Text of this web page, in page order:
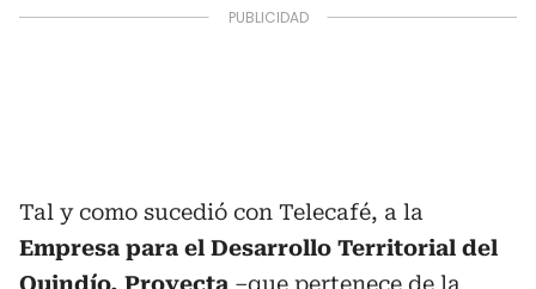
Tal y como sucedió con Telecafé, a la
Empresa para el Desarrollo Territorial del
Quindío, Proyecta –que pertenece de la